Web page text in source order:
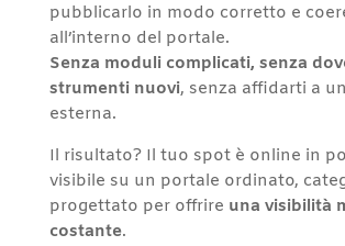
pubblicarlo in modo corretto e
all’interno del portale.
Senza moduli complicati, senza
strumenti nuovi, senza affidarti a
esterna.
Il risultato? Il tuo spot è online in
visibile su un portale ordinato,
progettato per offrire una visibilità
costante.